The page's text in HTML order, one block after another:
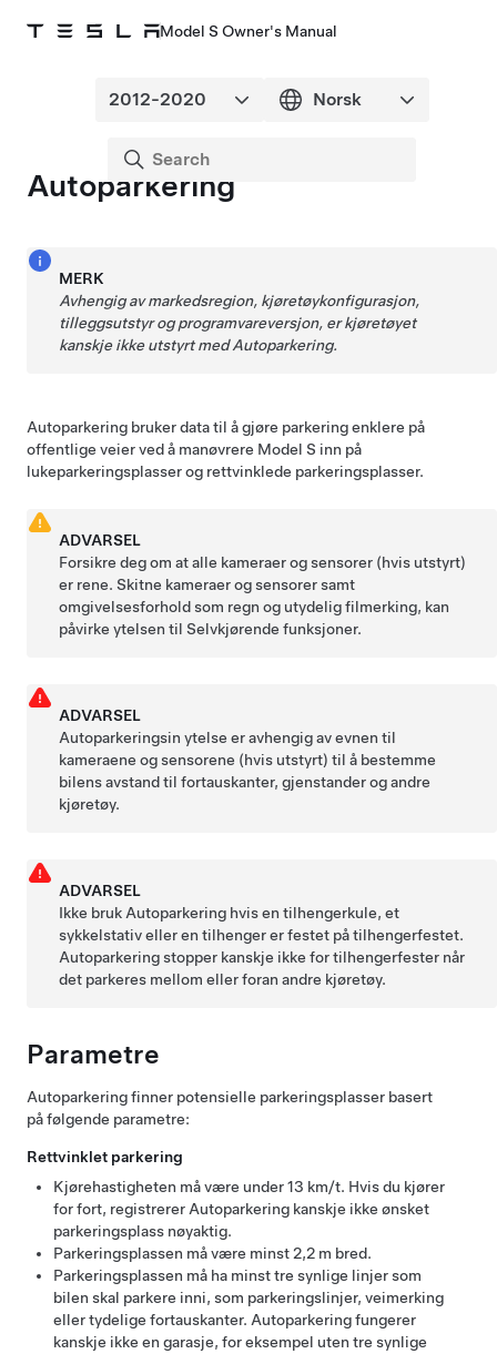
Model S Owner's Manual
Autoparkering
MERK
Avhengig av markedsregion, kjøretøykonfigurasjon,
tilleggsutstyr og programvareversjon, er kjøretøyet
kanskje ikke utstyrt medAutoparkering.
Autoparkering bruker data til å gjøre parkering enklere på
offentlige veier ved å manøvrere Model S inn på
lukeparkeringsplasser og rettvinklede parkeringsplasser.
ADVARSEL
Forsikre deg om at alle kameraer og sensorer (hvis utstyrt)
er rene. Skitne kameraer og sensorer samt
omgivelsesforhold som regn og utydelig filmerking, kan
påvirke ytelsen tilSelvkjørende funksjoner.
ADVARSEL
Autoparkeringsin ytelse er avhengig av evnen til
kameraene og sensorene (hvis utstyrt) til å bestemme
bilens avstand til fortauskanter, gjenstander og andre
kjøretøy.
ADVARSEL
Ikke bruk Autoparkering hvis en tilhengerkule, et
sykkelstativ eller en tilhenger er festet på tilhengerfestet.
Autoparkeringstopper kanskje ikke for tilhengerfester når
det parkeres mellom eller foran andre kjøretøy.
Parametre
Autoparkeringfinner potensielle parkeringsplasser basert
på følgende parametre:
Rettvinklet parkering
Kjørehastigheten må være under13 km/t. Hvis du kjører
for fort, registrerer Autoparkering kanskje ikke ønsket
parkeringsplass nøyaktig.
Parkeringsplassen må være minst2,2 m bred.
Parkeringsplassen må ha minst tre synlige linjer som
bilen skal parkere inni, som parkeringslinjer, veimerking
eller tydelige fortauskanter. Autoparkeringfungerer
kanskje ikke en garasje, for eksempel uten tre synlige